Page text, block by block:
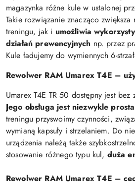
magazynka różne kule w ustalonej
Takie rozwiązanie znacząco zwiększa
treningu, jak i umożliwia
działań prewencyjnych np. przez
Kule ładujemy do wymiennych 6-
Rewolwer RAM Umarex T4E –
Umarex T4E TR 50 dostępny jest
Jego obsługa jest niezwykle prosta
treningu przyswoimy czynności,
wymianą kapsuły i strzelaniem. Do
urządzenia należą także
stosowanie różnego typu kul, duża
Rewolwer RAM Umarex T4E –